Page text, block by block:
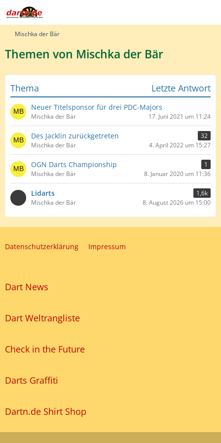
Mischka der Bär
Themen von Mischka der Bär
Thema Letzte Antwort
Neuer Titelsponsor für drei PDC-Majors
Mischka der Bär 17. Juni 2021 um 11:24
Des Jacklin zurückgetreten
32
Mischka der Bär
4. April 2022 um 15:27
OGN Darts Championship
1
Mischka der Bär
8. Januar 2020 um 11:36
Lidarts
1,6k
Mischka der Bär
8. August 2026 um 15:00
Datenschutzerklärung Impressum
Dart News
Dart Weltrangliste
Check in the Future
Darts Graffiti
Dartn.de Shirt Shop